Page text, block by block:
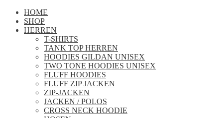
HOME
SHOP
HERREN
T-SHIRTS
TANK TOP HERREN
HOODIES GILDAN UNISEX
TWO TONE HOODIES UNISEX
FLUFF HOODIES
FLUFF ZIP JACKEN
ZIP-JACKEN
JACKEN / POLOS
CROSS NECK HOODIE